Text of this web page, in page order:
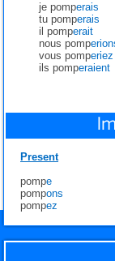
je pomperais
tu pomperais
il pomperait
nous pomp
vous pomperiez
ils pomperaient
Present
pompe
pompons
pompez